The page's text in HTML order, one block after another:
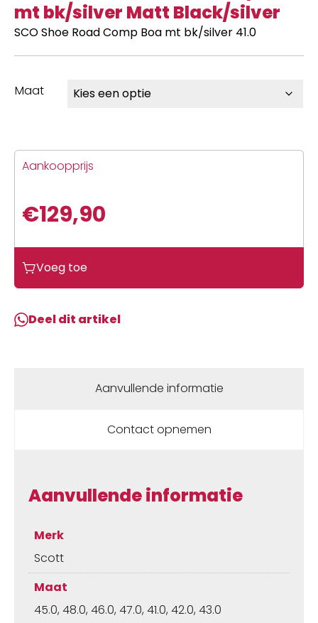
mt bk/silver Matt Black/silver
SCO Shoe Road Comp Boa mt bk/silver 41.0
Maat
Aankoopprijs
€129,90
SCO
Shoe
Comp
Voeg toe
Deel dit artikel
Aanvullende informatie
Contact opnemen
Aanvullende informatie
Merk
Scott
Maat
45.0, 48.0, 46.0, 47.0, 41.0, 42.0, 43.0